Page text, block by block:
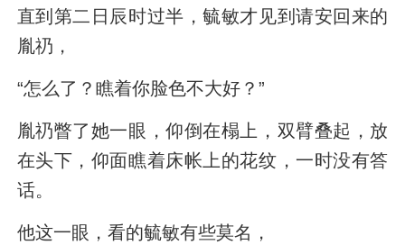
直到第二日辰时过半，毓敏才见到请安回来的
胤礽，
“怎么了？瞧着你脸色不大好？”
胤礽瞥了她一眼，仰倒在榻上，双臂叠起，放
在头下，仰面瞧着床帐上的花纹，一时没有答
话。
他这一眼，看的毓敏有些莫名，